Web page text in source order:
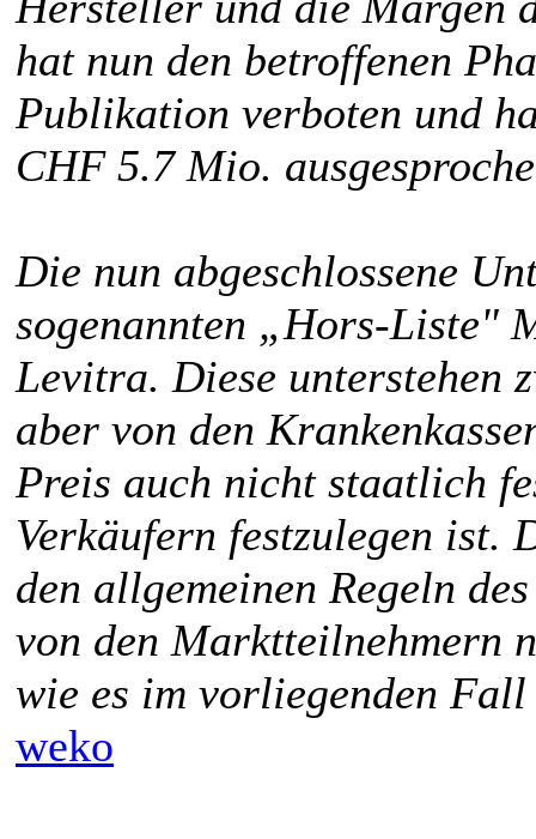
hat nun den betroffenen
Publikation verboten und
CHF 5.7 Mio.
Die nun abgeschlossene
sogenannten „Hors-Liste"
Levitra. Diese unterstehen
aber von den
Preis auch nicht staatlich
Verkäufern festzulegen ist.
den allgemeinen Regeln
von den Marktteilnehmern
wie es im vorliegenden Fall
weko